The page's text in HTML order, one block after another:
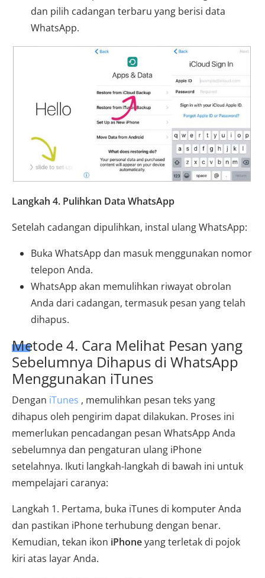
dan pilih cadangan terbaru yang berisi data
WhatsApp.
Langkah 4. Pulihkan Data WhatsApp
Setelah cadangan dipulihkan, instal ulang WhatsApp:
Buka WhatsApp dan masuk menggunakan nomor
telepon Anda.
WhatsApp akan memulihkan riwayat obrolan
Anda dari cadangan, termasuk pesan yang telah
dihapus.
Metode 4. Cara Melihat Pesan yang
Sebelumnya Dihapus di WhatsApp
Menggunakan iTunes
Dengan iTunes , memulihkan pesan teks yang
dihapus oleh pengirim dapat dilakukan. Proses ini
memerlukan pencadangan pesan WhatsApp Anda
sebelumnya dan pengaturan ulang iPhone
setelahnya. Ikuti langkah-langkah di bawah ini untuk
mempelajari caranya:
Langkah 1. Pertama, buka iTunes di komputer Anda
dan pastikan iPhone terhubung dengan benar.
Kemudian, tekan ikon iPhoneyang terletak di pojok
kiri atas layar Anda.